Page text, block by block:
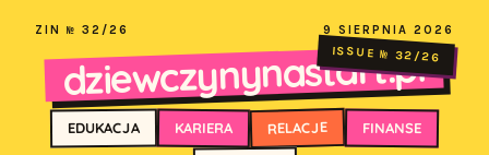
ZIN № 32/26 9 SIERPNIA 2026
dziewczynynastart.pl
ISSUE № 32/26
EDUKACJA KARIERA RELACJE FINANSE